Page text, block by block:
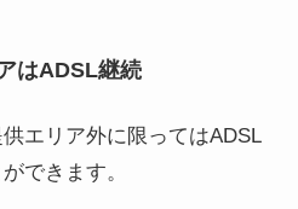
はADSL継続
エリア外に限ってはADSL
できます。